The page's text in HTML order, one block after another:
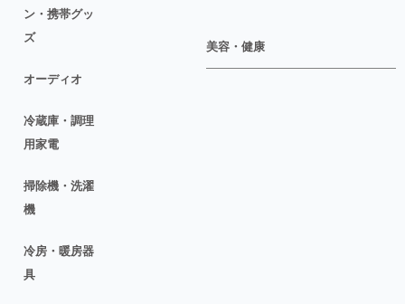
ン・携帯グッ
ズ
オーディオ
冷蔵庫・調理
用家電
掃除機・洗濯
機
冷房・暖房器
具
美容・健康